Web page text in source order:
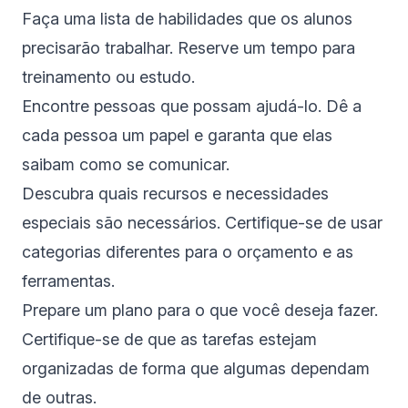
Faça uma lista de habilidades que os alunos
precisarão trabalhar. Reserve um tempo para
treinamento ou estudo.
Encontre pessoas que possam ajudá-lo. Dê a
cada pessoa um papel e garanta que elas
saibam como se comunicar.
Descubra quais recursos e necessidades
especiais são necessários. Certifique-se de usar
categorias diferentes para o orçamento e as
ferramentas.
Prepare um plano para o que você deseja fazer.
Certifique-se de que as tarefas estejam
organizadas de forma que algumas dependam
de outras.